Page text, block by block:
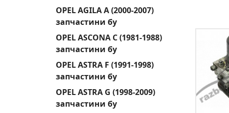
OPEL AGILA A (2000-2007)
запчастини бу
OPEL ASCONA C (1981-1988)
запчастини бу
OPEL ASTRA F (1991-1998)
запчастини бу
OPEL ASTRA G (1998-2009)
запчастини бу